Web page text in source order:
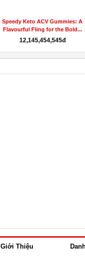
Speedy Keto ACV Gummies: A
Flavourful Fling for the Bold...
12,145,454,545đ
Giới Thiệu